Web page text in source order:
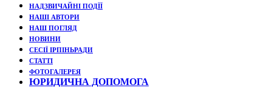
НАДЗВИЧАЙНІ ПОДЇЇ
НАШІ АВТОРИ
НАШ ПОГЛЯД
НОВИНИ
СЕСІЇ ІРПІНЬРАДИ
СТАТТІ
ФОТОГАЛЕРЕЯ
ЮРИДИЧНА ДОПОМОГА